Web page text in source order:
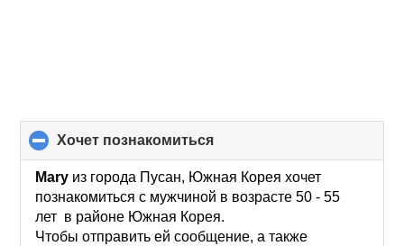
хочет познакомиться
to
collapse
contents
Mary из города Пусан, Южная Корея хочет
познакомиться с мужчиной в возрасте 50 - 55
лет в районе Южная Корея.
Чтобы отправить ей сообщение, а также